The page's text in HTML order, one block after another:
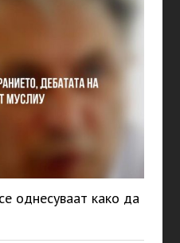
однесуваат како да